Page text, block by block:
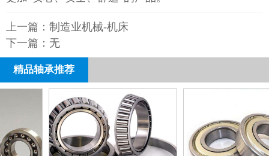
上一篇： 制造业机械-机床
下一篇：无
精品轴承推荐